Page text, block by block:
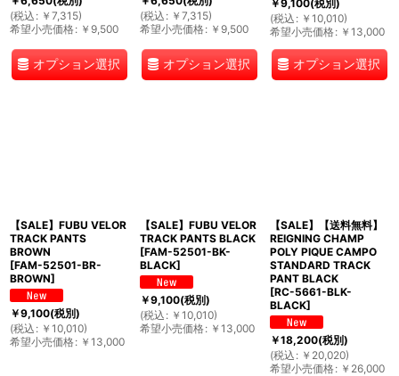
(税込 : ￥ 7,315)
希望小売価格: ￥ 9,500
オプション選択
(税込 : ￥ 7,315)
希望小売価格: ￥ 9,500
オプション選択
￥9,100(税別)
(税込 : ￥ 10,010)
希望小売価格: ￥ 13,000
オプション選択
【SALE】FUBU VELOR
TRACK PANTS
BROWN
[FAM-52501-BR-
BROWN]
￥9,100(税別)
(税込 : ￥ 10,010)
希望小売価格: ￥ 13,000
【SALE】FUBU VELOR
TRACK PANTS BLACK
[FAM-52501-BK-
BLACK]
￥9,100(税別)
(税込 : ￥ 10,010)
希望小売価格: ￥ 13,000
【SALE】【送料無料】
REIGNING CHAMP
POLY PIQUE CAMPO
STANDARD TRACK
PANT BLACK
[RC-5661-BLK-
BLACK]
￥18,200(税別)
(税込 : ￥ 20,020)
希望小売価格: ￥ 26,000